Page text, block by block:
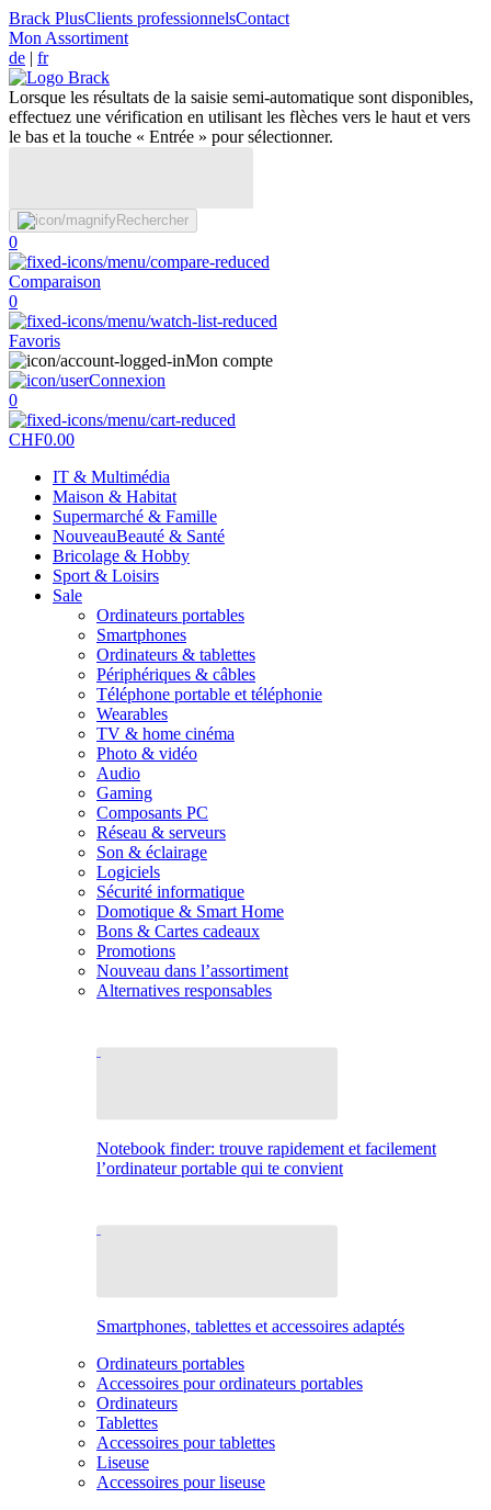
Brack PlusClients professionnelsContact
Mon Assortiment
de | fr
Lorsque les résultats de la saisie semi-automatique sont disponibles,
effectuez une vérification en utilisant les flèches vers le haut et vers
le bas et la touche « Entrée » pour sélectionner.
Rechercher
0
Comparaison
0
Favoris
Mon compte
Connexion
0
CHF0.00
IT & Multimédia
Maison & Habitat
Supermarché & Famille
NouveauBeauté & Santé
Bricolage & Hobby
Sport & Loisirs
Sale
Ordinateurs portables
Smartphones
Ordinateurs & tablettes
Périphériques & câbles
Téléphone portable et téléphonie
Wearables
TV & home cinéma
Photo & vidéo
Audio
Gaming
Composants PC
Réseau & serveurs
Son & éclairage
Logiciels
Sécurité informatique
Domotique & Smart Home
Bons & Cartes cadeaux
Promotions
Nouveau dans l’assortiment
Alternatives responsables
Notebook finder: trouve rapidement et facilement
l’ordinateur portable qui te convient
Smartphones, tablettes et accessoires adaptés
Ordinateurs portables
Accessoires pour ordinateurs portables
Ordinateurs
Tablettes
Accessoires pour tablettes
Liseuse
Accessoires pour liseuse